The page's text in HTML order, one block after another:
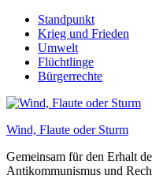
Skip
content
Standpunkt
Krieg und Frieden
Umwelt
Flüchtlinge
Bürgerrechte
Wind, Flaute oder Sturm
Gemeinsam für den Erhalt
Antikommunismus und